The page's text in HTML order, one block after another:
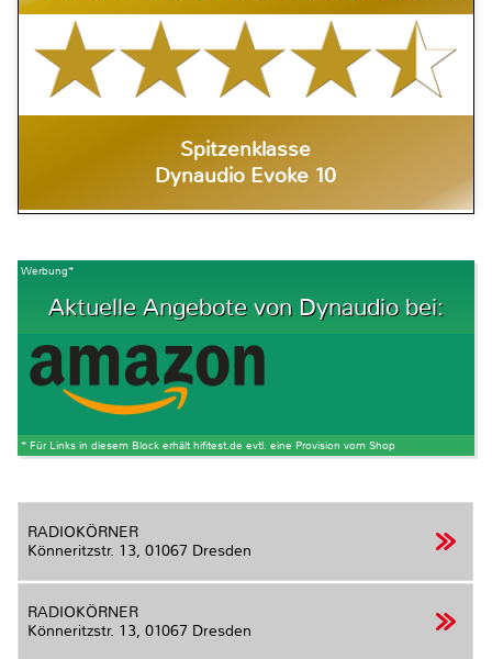
Spitzenklasse
Dynaudio Evoke 10
Werbung*
Aktuelle Angebote von Dynaudio bei:
* Für Links in diesem Block erhält hifitest.de evtl. eine Provision vom Shop
RADIOKÖRNER
Könneritzstr. 13, 01067 Dresden
RADIOKÖRNER
Könneritzstr. 13, 01067 Dresden